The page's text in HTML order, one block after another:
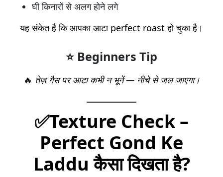
घी किनारों से अलग होने लगे
यह संकेत है कि आपका आटा perfect roast हो चुका है।
⭐ Beginners Tip
🔥 तेज़ गैस पर आटा कभी न भूनें — नीचे से जल जाएगा।
✅Texture Check –
Perfect Gond Ke
Laddu कैसा दिखता है?